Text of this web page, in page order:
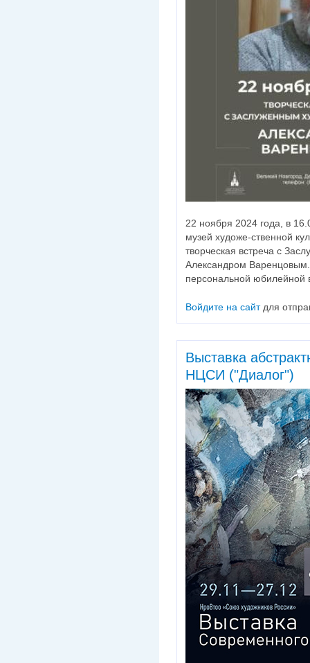
22 ноября 2024 года, в
музей художе-ственной
творческая встреча с
Александром
персональной юбилейной
Войдите на сайтдля
Выставка
НЦСИ ("Диалог")